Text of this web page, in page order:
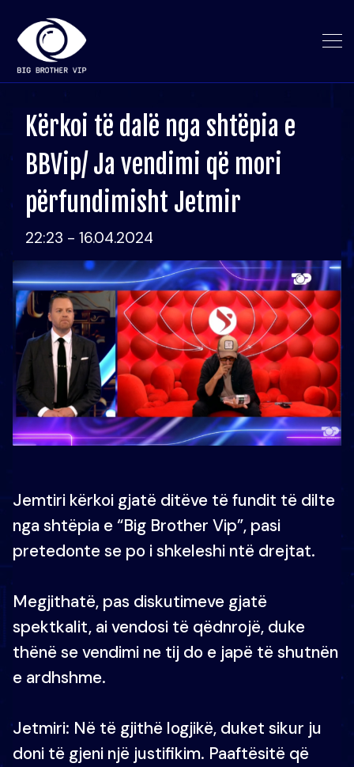
Kërkoi të dalë nga shtëpia e
BBVip/ Ja vendimi që mori
përfundimisht Jetmir
22:23 - 16.04.2024
Jemtiri kërkoi gjatë ditëve të fundit të dilte
nga shtëpia e “Big Brother Vip”, pasi
pretedonte se po i shkeleshi ntë drejtat.
Megjithatë, pas diskutimeve gjatë
spektkalit, ai vendosi të qëdnrojë, duke
thënë se vendimi ne tij do e japë të shutnën
e ardhshme.
Jetmiri: Në të gjithë logjikë, duket sikur ju
doni të gjeni një justifikim. Paaftësitë që